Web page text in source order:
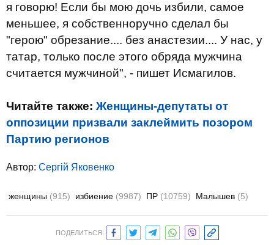
я говорю! Если бы мою дочь избили, самое
меньшее, я собственноручно сделал бы
"герою" обрезание.... без анастезии.... У нас, у
татар, только после этого обряда мужчина
считается мужчиной", - пишет Исмагилов.
Читайте также: Женщины-депутаты от
оппозиции призвали заклеймить позором
Партию регионов
Автор: Сергій Яковенко
женщины (915) избиение (9987) ПР (10759) Малышев (5)
ПОДЕЛИТЬСЯ: